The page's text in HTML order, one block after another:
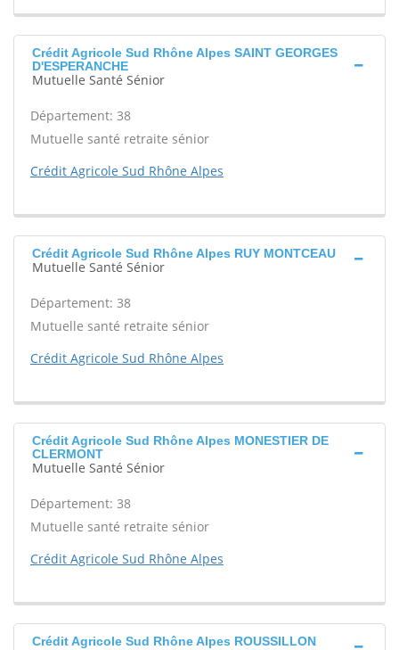
Crédit Agricole Sud Rhône Alpes SAINT GEORGES
D'ESPERANCHE
Mutuelle Santé Sénior
Département: 38
Mutuelle santé retraite sénior
Crédit Agricole Sud Rhône Alpes
Crédit Agricole Sud Rhône Alpes RUY MONTCEAU
Mutuelle Santé Sénior
Département: 38
Mutuelle santé retraite sénior
Crédit Agricole Sud Rhône Alpes
Crédit Agricole Sud Rhône Alpes MONESTIER DE
CLERMONT
Mutuelle Santé Sénior
Département: 38
Mutuelle santé retraite sénior
Crédit Agricole Sud Rhône Alpes
Crédit Agricole Sud Rhône Alpes ROUSSILLON